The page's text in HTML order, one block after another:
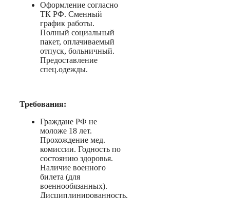
Оформление согласно
ТК РФ. Сменный
график работы.
Полный социальный
пакет, оплачиваемый
отпуск, больничный.
Предоставление
спец.одежды.
Требования:
Граждане РФ не
моложе 18 лет.
Прохождение мед.
комиссии. Годность по
состоянию здоровья.
Наличие военного
билета (для
военнообязанных).
Дисциплинированность,